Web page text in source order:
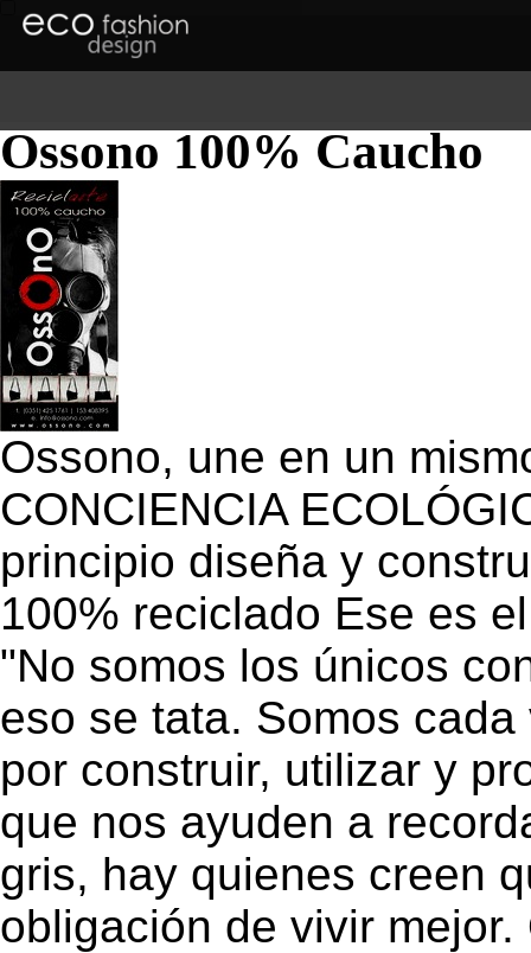
Ossono 100% Caucho
Ossono, une en un
CONCIENCIA
principio diseña y
100% reciclado Ese es
"No somos los únicos
eso se tata. Somos
por construir, utilizar y
que nos ayuden a
gris, hay quienes creen
obligación de vivir